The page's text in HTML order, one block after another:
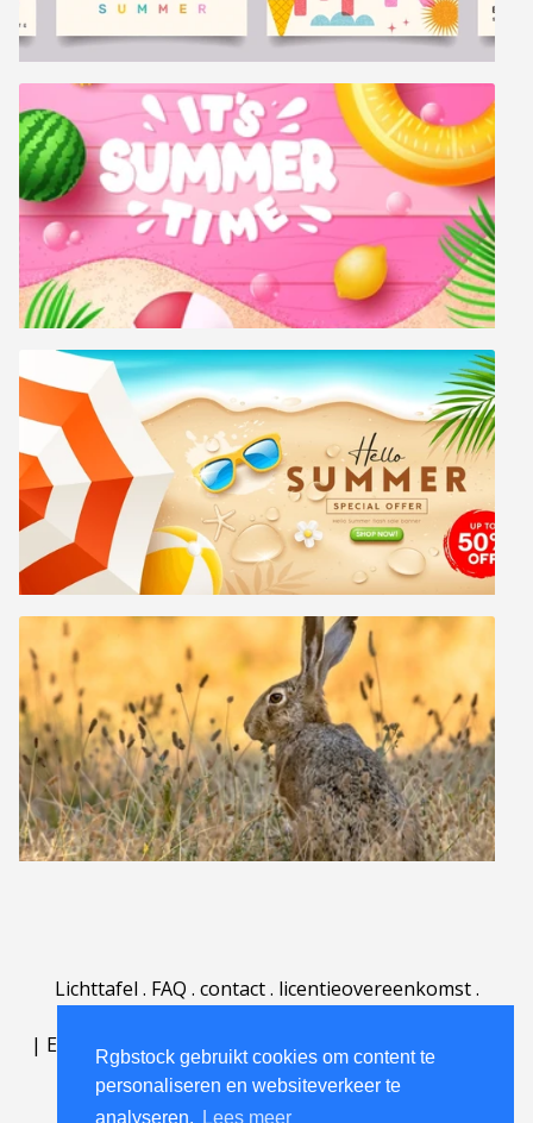
Rgbstock gebruikt cookies om content te
personaliseren en websiteverkeer te
analyseren.
Lees meer
Lichttafel . FAQ . contact. licentieovereenkomst.
| English | Deutsch Español | Português
Nederlands|